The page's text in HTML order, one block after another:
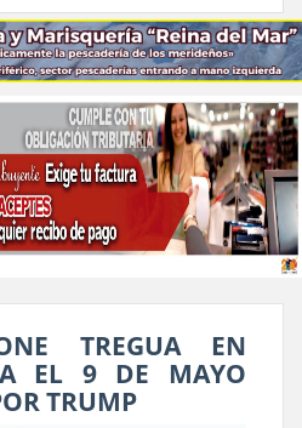
TREGUA EN
EL 9 DE MAYO
TRUMP